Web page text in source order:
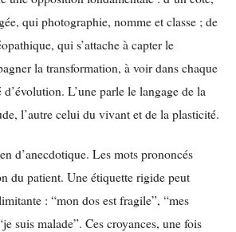
qui photographie, nomme et classe ; de
qui s’attache à capter le
la transformation, à voir dans chaque
L’une parle le langage de la
l’autre celui du vivant et de la plasticité.
d’anecdotique. Les mots prononcés
du patient. Une étiquette rigide peut
: “mon dos est fragile”, “mes
suis malade”. Ces croyances, une fois